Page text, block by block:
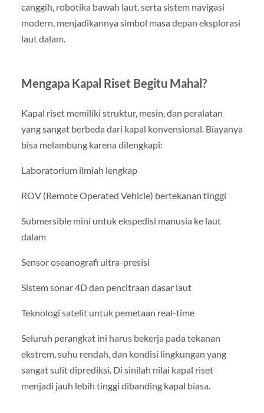
canggih, robotika bawah laut, serta sistem navigasi
modern, menjadikannya simbol masa depan eksplorasi
laut dalam.
Mengapa Kapal Riset Begitu Mahal?
Kapal riset memiliki struktur, mesin, dan peralatan
yang sangat berbeda dari kapal konvensional. Biayanya
bisa melambung karena dilengkapi:
Laboratorium ilmiah lengkap
ROV (Remote Operated Vehicle) bertekanan tinggi
Submersible mini untuk ekspedisi manusia ke laut
dalam
Sensor oseanografi ultra-presisi
Sistem sonar 4D dan pencitraan dasar laut
Teknologi satelit untuk pemetaan real-time
Seluruh perangkat ini harus bekerja pada tekanan
ekstrem, suhu rendah, dan kondisi lingkungan yang
sangat sulit diprediksi. Di sinilah nilai kapal riset
menjadi jauh lebih tinggi dibanding kapal biasa.